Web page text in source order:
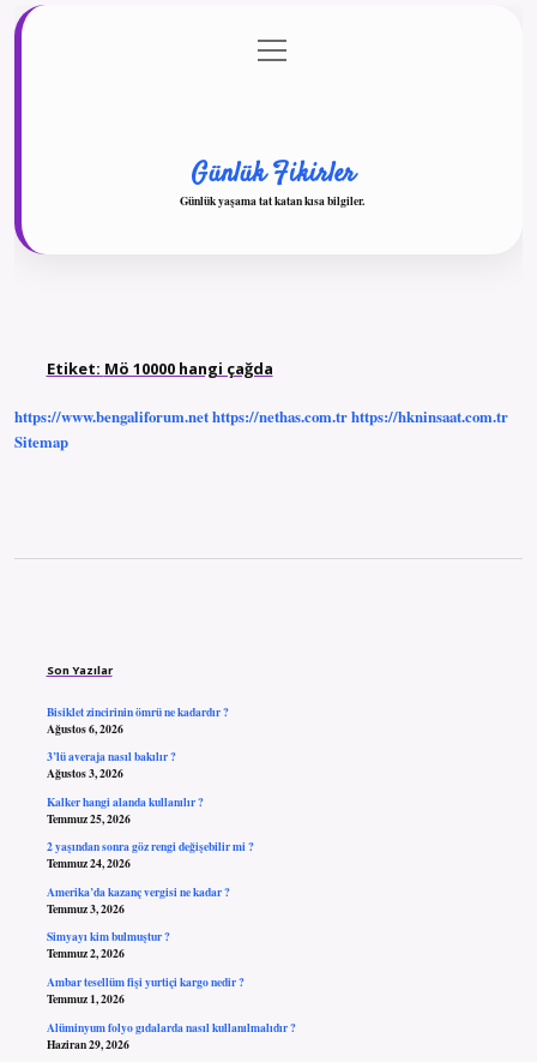
Gizlilik Politikası
menüyü
aç
Günlük Fikirler
Günlük yaşama tat katan kısa bilgiler.
Etiket: Mö 10000 hangi çağda
https://www.bengaliforum.nethttps://nethas.com.trhttps://hkninsaat.com.tr
Sitemap
Son Yazılar
Bisiklet zincirinin ömrü ne kadardır ?
Ağustos 6, 2026
3’lü averaja nasıl bakılır ?
Ağustos 3, 2026
Kalker hangi alanda kullanılır ?
Temmuz 25, 2026
2 yaşından sonra göz rengi değişebilir mi ?
Temmuz 24, 2026
Amerika’da kazanç vergisi ne kadar ?
Temmuz 3, 2026
Simyayı kim bulmuştur ?
Temmuz 2, 2026
Ambar tesellüm fişi yurtiçi kargo nedir ?
Temmuz 1, 2026
Alüminyum folyo gıdalarda nasıl kullanılmalıdır ?
Haziran 29, 2026